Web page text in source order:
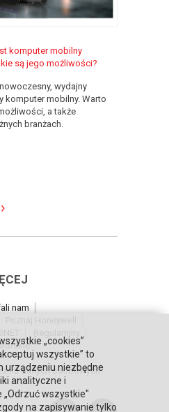
komputer mobilny
są jego możliwości?
wydajny
komputer mobilny. Warto
a także
branżach.
nam
danych osobowych
„cookies”
wszystkie” to
urządzeniu niezbędne
analityczne i
„Odrzuć wszystkie"
na zapisywanie tylko